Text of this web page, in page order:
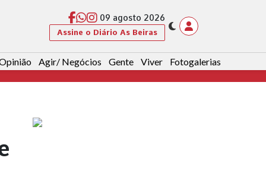
09 agosto 2026
Assine o Diário As Beiras
Agir/ Negócios Gente Viver Fotogalerias